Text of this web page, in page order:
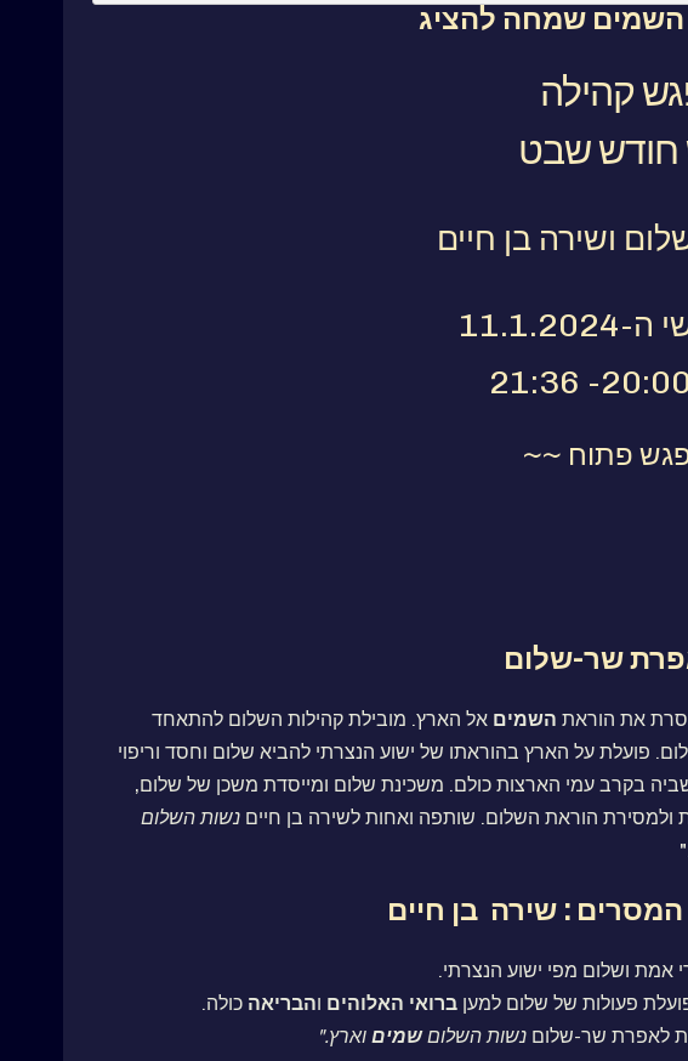
שמחה להציג
קהילה
שבט
ושירה בן חיים
פתוח ~~
שר-שלום
את הוראת השמים אל הארץ. מובילת קהילות השלום להתאחד
פועלת על הארץ בהוראתו של ישוע הנצרתי להביא שלום וחסד וריפוי
בקרב עמי הארצות כולם. משכינת שלום ומייסדת משכן של שלום,
ולמסירת הוראת השלום. שותפה ואחות לשירה בן חיים נשות השלום
: שירה בן חיים
אמת ושלום מפי ישוע הנצרתי.
פעולות של שלום למען ברואי האלוהים והבריאה כולה.
לאפרת שר-שלום נשות השלוםשמים וארץ."